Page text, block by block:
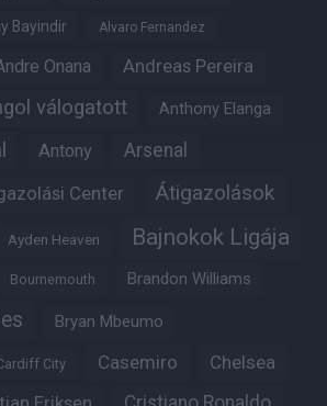
Bayindir Alvaro Fernandez
Onana Andreas Pereira
válogatott Anthony Elanga
Antony Arsenal
Center Átigazolások
Ayden Heaven Bajnokok Ligája
Bournemouth Brandon Williams
Bryan Mbeumo
City Casemiro Chelsea